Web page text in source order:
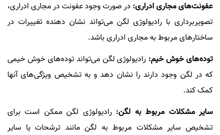
عفونت‌های مجاری ادراری: در صورت وجود عفونت در مجاری ادراری،
تصویربرداری با رادیولوژی لگن می‌تواند نشان دهنده تغییرات در
ساختارهای مربوط به مجاری ادراری باشد.
توده‌های خوش خیم: رادیولوژی لگن می‌تواند توده‌های خوش خیمی
که در لگن وجود دارند را نشان دهد و به تشخیص ویژگی‌های آنها
کمک کند.
سایر مشکلات مربوط به لگن: رادیولوژی لگن ممکن است برای
تشخیص سایر مشکلات مربوط به لگن مانند ترشحات یا سایر